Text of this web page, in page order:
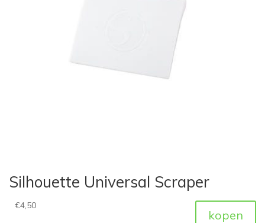
Silhouette Universal Scraper
€4,50
kopen